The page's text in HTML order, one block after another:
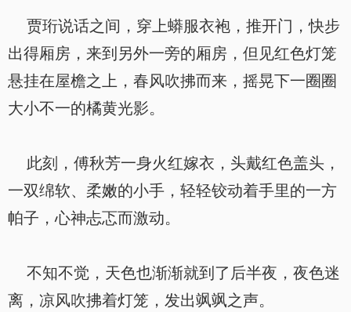
贾珩说话之间，穿上蟒服衣袍，推开门，快步
出得厢房，来到另外一旁的厢房，但见红色灯笼
悬挂在屋檐之上，春风吹拂而来，摇晃下一圈圈
大小不一的橘黄光影。
此刻，傅秋芳一身火红嫁衣，头戴红色盖头，
一双绵软、柔嫩的小手，轻轻铰动着手里的一方
帕子，心神忐忑而激动。
不知不觉，天色也渐渐就到了后半夜，夜色迷
离，凉风吹拂着灯笼，发出飒飒之声。